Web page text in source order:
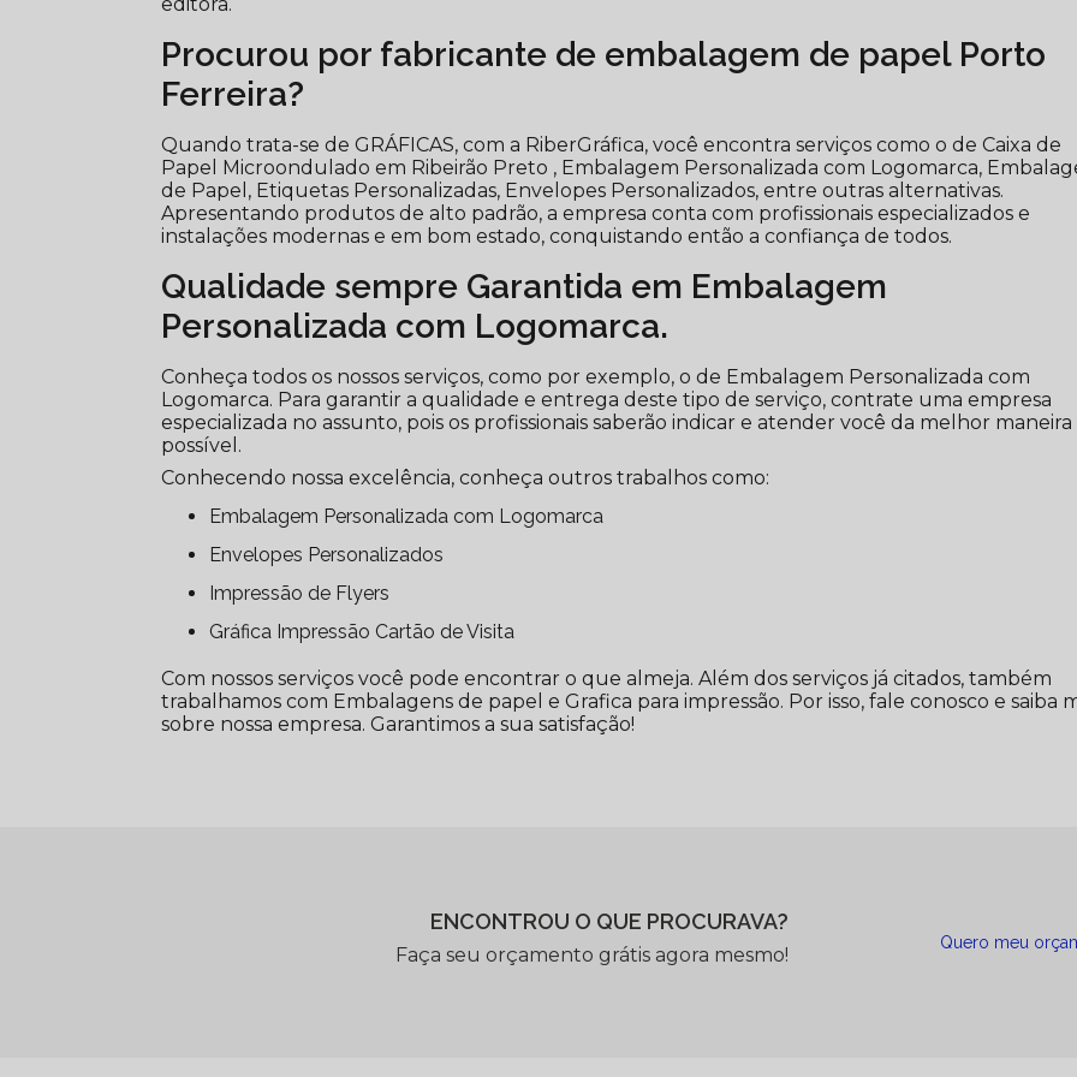
Procurou por fabricante de embalagem de papel Porto
Ferreira?
Quando trata-se de GRÁFICAS, com a RiberGráfica, você encontra serviços como o de Caixa de
Papel Microondulado em Ribeirão Preto , Embalagem Personalizada com Logomarca,
de Papel, Etiquetas Personalizadas, Envelopes Personalizados, entre outras alternativas.
Apresentando produtos de alto padrão, a empresa conta com profissionais especializados e
instalações modernas e em bom estado, conquistando então a confiança de todos.
Qualidade sempre Garantida em Embalagem
Personalizada com Logomarca.
Conheça todos os nossos serviços, como por exemplo, o de Embalagem Personalizada com
Logomarca. Para garantir a qualidade e entrega deste tipo de serviço, contrate uma empresa
especializada no assunto, pois os profissionais saberão indicar e atender você da melhor maneira
possível.
Conhecendo nossa excelência, conheça outros trabalhos como:
Embalagem Personalizada com Logomarca
Envelopes Personalizados
Impressão de Flyers
Gráfica Impressão Cartão de Visita
Com nossos serviços você pode encontrar o que almeja. Além dos serviços já citados, também
trabalhamos com Embalagens de papel e Grafica para impressão. Por isso, fale conosco e saiba
sobre nossa empresa. Garantimos a sua satisfação!
ENCONTROU O QUE PROCURAVA?
Faça seu orçamento grátis agora mesmo!
Quero meu